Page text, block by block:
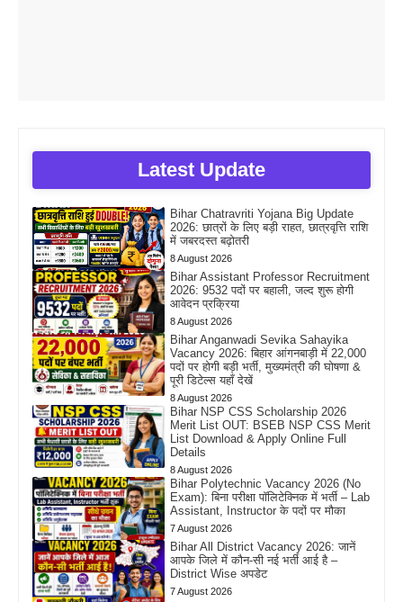
Latest Update
Bihar Chatravriti Yojana Big Update
2026: छात्रों के लिए बड़ी राहत, छात्रवृत्ति राशि
में जबरदस्त बढ़ोतरी
8 August 2026
Bihar Assistant Professor Recruitment
2026: 9532 पदों पर बहाली, जल्द शुरू होगी
आवेदन प्रक्रिया
8 August 2026
Bihar Anganwadi Sevika Sahayika
Vacancy 2026: बिहार आंगनबाड़ी में 22,000
पदों पर होगी बड़ी भर्ती, मुख्यमंत्री की घोषणा &
पूरी डिटेल्स यहाँ देखें
8 August 2026
Bihar NSP CSS Scholarship 2026
Merit List OUT: BSEB NSP CSS Merit
List Download & Apply Online Full
Details
8 August 2026
Bihar Polytechnic Vacancy 2026 (No
Exam): बिना परीक्षा पॉलिटेक्निक में भर्ती – Lab
Assistant, Instructor के पदों पर मौका
7 August 2026
Bihar All District Vacancy 2026: जानें
आपके जिले में कौन-सी नई भर्ती आई है –
District Wise अपडेट
7 August 2026